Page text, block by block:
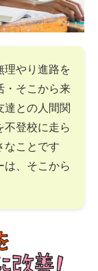
理やり進路を
・そこから来
達との人間関
不登校に走ら
なことです
は、そこから